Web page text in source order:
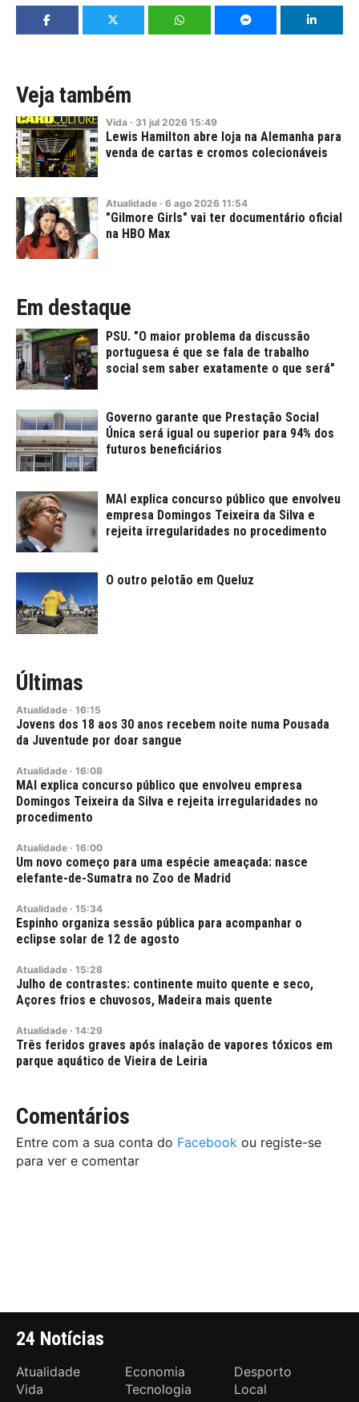
Veja também
Vida · 31 jul 2026 15:49
Lewis Hamilton abre loja na Alemanha para
venda de cartas e cromos colecionáveis
Atualidade · 6 ago 2026 11:54
"Gilmore Girls" vai ter documentário oficial
na HBO Max
Em destaque
PSU. "O maior problema da discussão
portuguesa é que se fala de trabalho
social sem saber exatamente o que será"
Governo garante que Prestação Social
Única será igual ou superior para 94% dos
futuros beneficiários
MAI explica concurso público que envolveu
empresa Domingos Teixeira da Silva e
rejeita irregularidades no procedimento
O outro pelotão em Queluz
Últimas
Atualidade · 16:15
Jovens dos 18 aos 30 anos recebem noite numa Pousada
da Juventude por doar sangue
Atualidade · 16:08
MAI explica concurso público que envolveu empresa
Domingos Teixeira da Silva e rejeita irregularidades no
procedimento
Atualidade · 16:00
Um novo começo para uma espécie ameaçada: nasce
elefante-de-Sumatra no Zoo de Madrid
Atualidade · 15:34
Espinho organiza sessão pública para acompanhar o
eclipse solar de 12 de agosto
Atualidade · 15:28
Julho de contrastes: continente muito quente e seco,
Açores frios e chuvosos, Madeira mais quente
Atualidade · 14:29
Três feridos graves após inalação de vapores tóxicos em
parque aquático de Vieira de Leiria
Comentários
Entre com a sua conta do Facebook ou registe-se
para ver e comentar
24 Notícias
Atualidade Economia
Desporto
Vida
Tecnologia
Local